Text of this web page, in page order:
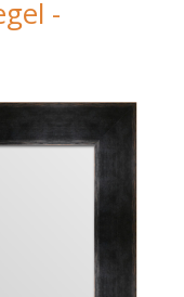
-